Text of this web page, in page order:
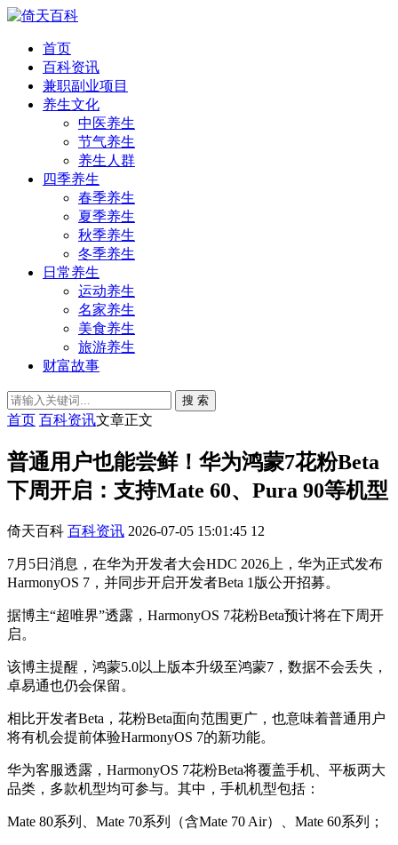
首页
百科资讯
兼职副业项目
养生文化
中医养生
节气养生
养生人群
四季养生
春季养生
夏季养生
秋季养生
冬季养生
日常养生
运动养生
名家养生
美食养生
旅游养生
财富故事
搜 索
首页 百科资讯文章正文
普通用户也能尝鲜！华为鸿蒙7花粉Beta
下周开启：支持Mate 60、Pura 90等机型
倚天百科 百科资讯 2026-07-05 15:01:45 12
7月5日消息，在华为开发者大会HDC 2026上，华为正式发布
HarmonyOS 7，并同步开启开发者Beta 1版公开招募。
据博主“超唯界”透露，HarmonyOS 7花粉Beta预计将在下周开
启。
该博主提醒，鸿蒙5.0以上版本升级至鸿蒙7，数据不会丢失，
卓易通也仍会保留。
相比开发者Beta，花粉Beta面向范围更广，也意味着普通用户
将有机会提前体验HarmonyOS 7的新功能。
华为客服透露，HarmonyOS 7花粉Beta将覆盖手机、平板两大
品类，多款机型均可参与。其中，手机机型包括：
Mate 80系列、Mate 70系列（含Mate 70 Air）、Mate 60系列；